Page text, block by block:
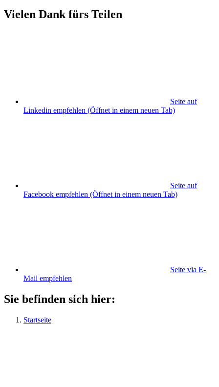
Vielen Dank fürs Teilen
Seite auf
Linkedin empfehlen (Öffnet in einem neuen Tab)
Seite auf
Facebook empfehlen (Öffnet in einem neuen Tab)
Seite via E-
Mail empfehlen
Sie befinden sich hier:
Startseite